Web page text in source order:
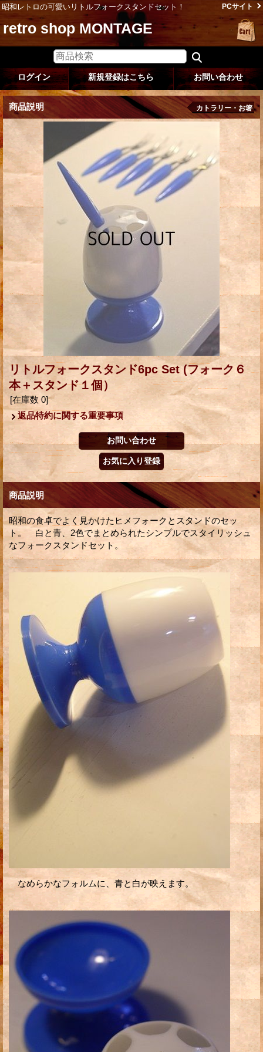
昭和レトロの可愛いリトルフォークスタンドセット！ PCサイト
retro shop MONTAGE
ログイン 新規登録はこちら お問い合わせ
商品説明 カトラリー・お箸
リトルフォークスタンド6pc Set (フォーク６
本＋スタンド１個）
[在庫数 0]
返品特約に関する重要事項
商品説明
昭和の食卓でよく見かけたヒメフォークとスタンドのセッ
ト。 白と青、2色でまとめられたシンプルでスタイリッシュ
なフォークスタンドセット。
なめらかなフォルムに、青と白が映えます。